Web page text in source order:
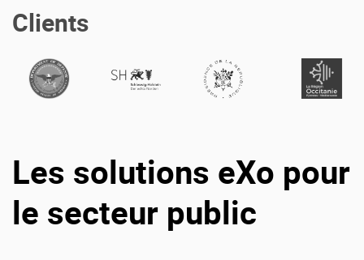
Clients
Les solutions eXo pour
le secteur public